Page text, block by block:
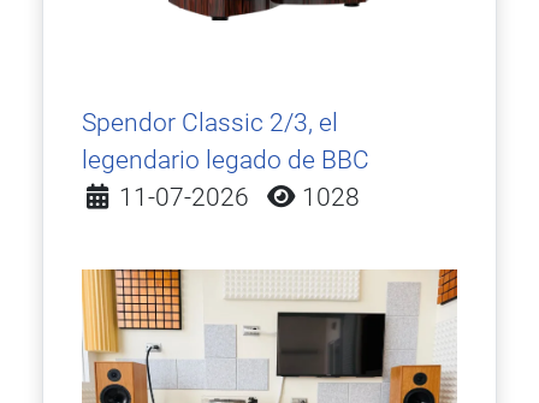
Spendor Classic 2/3, el
legendario legado de BBC
Detalles
11-07-2026 1028